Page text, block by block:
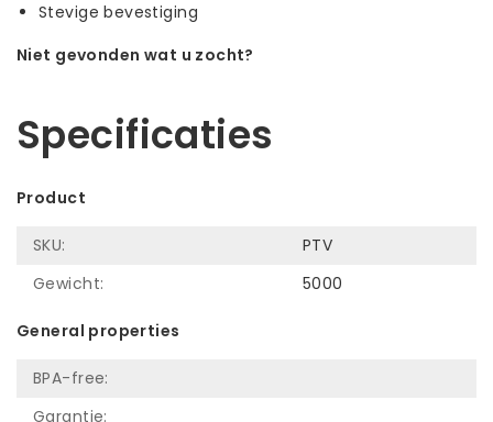
Stevige bevestiging
Niet gevonden wat u zocht?
Specificaties
Product
SKU:
PTV
Gewicht:
5000
General properties
BPA-free:
Garantie: